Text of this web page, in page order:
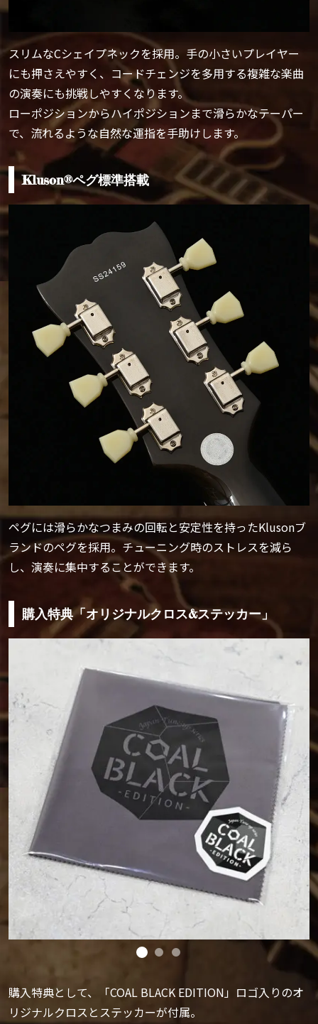
スリムなCシェイプネックを採用。手の小さいプレイヤー
にも押さえやすく、コードチェンジを多用する複雑な楽曲
の演奏にも挑戦しやすくなります。
ローポジションからハイポジションまで滑らかなテーパー
で、流れるような自然な運指を手助けします。
Kluson®ペグ標準搭載
ペグには滑らかなつまみの回転と安定性を持ったKlusonブ
ランドのペグを採用。チューニング時のストレスを減ら
し、演奏に集中することができます。
購入特典「オリジナルクロス&ステッカー」
購入特典として、「COAL BLACK EDITION」ロゴ入りのオ
リジナルクロスとステッカーが付属。